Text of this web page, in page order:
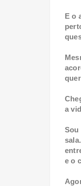
E o
a
Sou
e o